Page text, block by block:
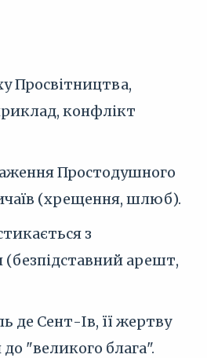
Просвітництва,
конфлікт
Простодушного
(хрещення, шлюб).
з
арешт,
де Сент-Ів, її жертву
"великого блага".